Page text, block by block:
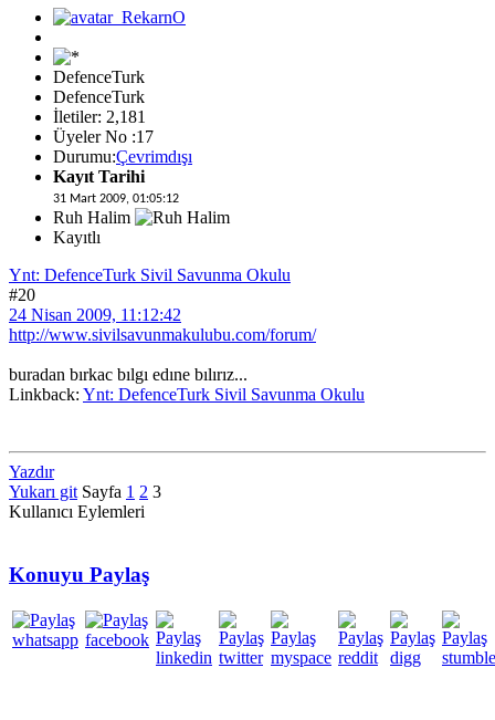
DefenceTurk
DefenceTurk
İletiler: 2,181
Üyeler No :17
Durumu:Çevrimdışı
Kayıt Tarihi
31 Mart 2009, 01:05:12
Ruh Halim
Kayıtlı
Ynt: DefenceTurk Sivil Savunma Okulu
#20
24 Nisan 2009, 11:12:42
http://www.sivilsavunmakulubu.com/forum/
buradan bırkac bılgı edıne bılırız...
Linkback: Ynt: DefenceTurk Sivil Savunma Okulu
Yazdır
Yukarı git Sayfa 1 2 3
Kullanıcı Eylemleri
Konuyu Paylaş